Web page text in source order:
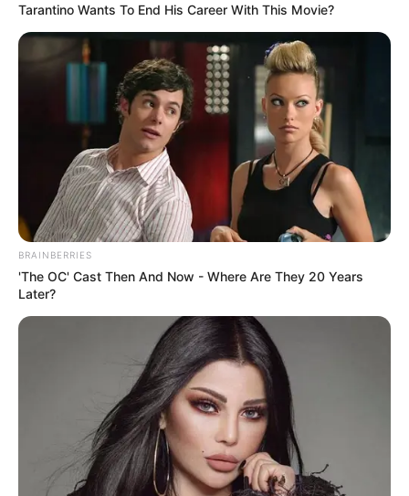
Ужгородців закликають долучитися
до порятунку життя Таміли Лошак
07.05.2021
Сьогодні 7 травня небайдужі ужгородці
Tarantino Wants To End His Career With This Movie?
BRAINBERRIES
'The OC' Cast Then And Now - Where Are They 20 Years
Later?